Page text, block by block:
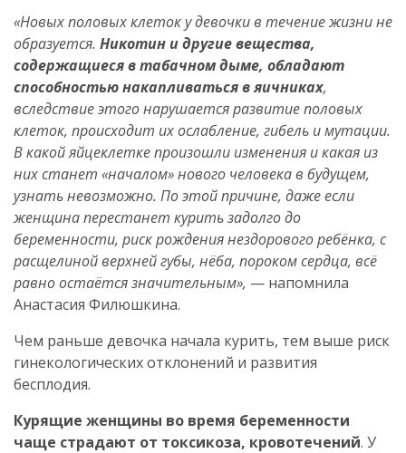
«Новых половых клеток у девочки в течение жизни не
образуется. Никотин и другие вещества,
содержащиеся в табачном дыме, обладают
способностью накапливаться в яичниках,
вследствие этого нарушается развитие половых
клеток, происходит их ослабление, гибель и мутации.
В какой яйцеклетке произошли изменения и какая из
них станет «началом» нового человека в будущем,
узнать невозможно. По этой причине, даже если
женщина перестанет курить задолго до
беременности, риск рождения нездорового ребёнка, с
расщелиной верхней губы, нёба, пороком сердца, всё
равно остаётся значительным», — напомнила
Анастасия Филюшкина.
Чем раньше девочка начала курить, тем выше риск
гинекологических отклонений и развития
бесплодия.
Курящие женщины во время беременности
чаще страдают от токсикоза, кровотечений. У